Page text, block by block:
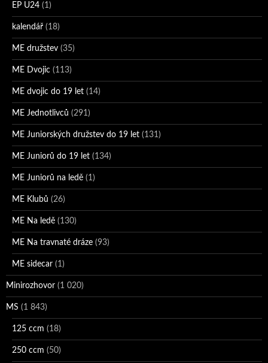
EP U24 (1)
kalendář (18)
ME družstev (35)
ME Dvojic (113)
ME dvojic do 19 let (14)
ME Jednotlivců (291)
ME Juniorských družstev do 19 let (131)
ME Juniorů do 19 let (134)
ME Juniorů na ledě (1)
ME Klubů (26)
ME Na ledě (130)
ME Na travnaté dráze (93)
ME sidecar (1)
Minirozhovor (1 020)
MS (1 843)
125 ccm (18)
250 ccm (50)